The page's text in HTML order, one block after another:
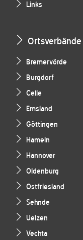
Links
Ortsverbände
Bremervörde
Burgdorf
Celle
Emsland
Göttingen
Hameln
Hannover
Oldenburg
Ostfriesland
Sehnde
Uelzen
Vechta